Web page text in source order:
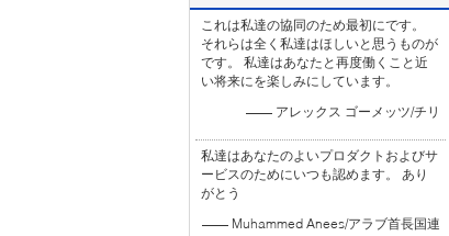
これは私達の協同のため最初にです。
それらは全く私達はほしいと思うものが
です。 私達はあなたと再度働くこと近
い将来にを楽しみにしています。
—— アレックス ゴーメッツ/チリ
私達はあなたのよいプロダクトおよびサ
ービスのためにいつも認めます。 あり
がとう
—— Muhammed Anees/アラブ首長国連